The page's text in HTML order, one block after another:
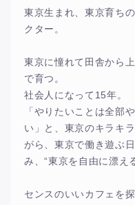
東京生まれ、東京育ち
クター。
東京に憧れて田舎から
で育つ。
社会人になって15年。
「やりたいことは全部
い」と、東京のキラキ
がら、東京で働き遊ぶ
み、“東京を自由に漂え
センスのいいカフェを